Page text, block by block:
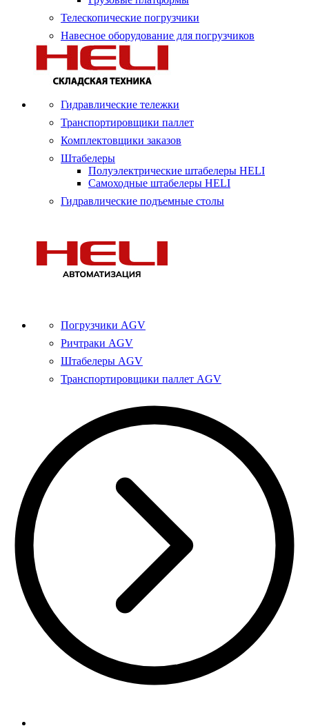
Телескопические погрузчики
Навесное оборудование для погрузчиков
Гидравлические тележки
Транспортировщики паллет
Комплектовщики заказов
Штабелеры
Полуэлектрические штабелеры HELI
Самоходные штабелеры HELI
Гидравлические подъемные столы
Погрузчики AGV
Ричтраки AGV
Штабелеры AGV
Транспортировщики паллет AGV